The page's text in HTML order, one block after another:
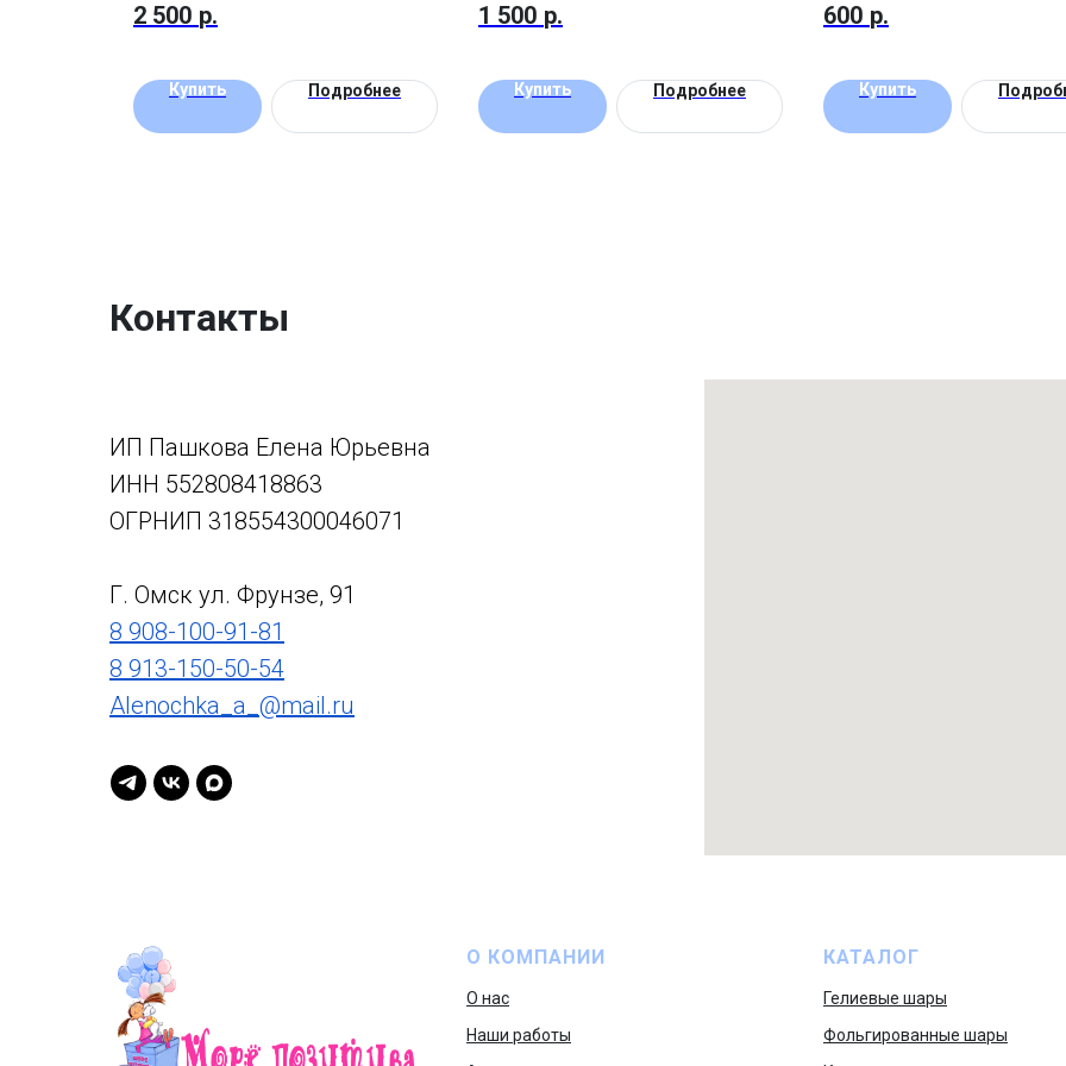
2 500 р.
Купить Подробнее
1 500 р.
Купить Подробнее
600 р.
Купить
Контакты
ИП Пашкова Елена Юрьевна
ИНН 552808418863
ОГРНИП 318554300046071
Г. Омск ул. Фрунзе, 91
8 908-100-91-81
8 913-150-50-54
Alenochka_a_@mail.ru
О КОМПАНИИ
О нас
Наши работы
КАТАЛОГ
Гелиевые шары
Фольгированные шары